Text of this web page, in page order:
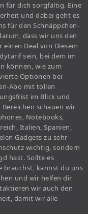
für dich sorgfältig. Eine
und dabei geht es
für den Schnäppchen-
dass wir uns den
Deal von Diesem
sein, bei dem im
können, wie zum
Optionen bei
Abo mit tollen
im Blick und
schauen wir
Notebooks,
Italien, Spanien,
Gadgets zu sehr
wichtig, sondern
hast. Sollte es
brauchst, kannst du uns
und wir helfen dir
wir auch den
damit wir alle